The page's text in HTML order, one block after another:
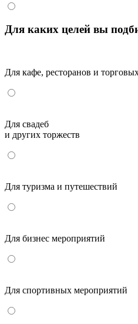
Для каких целей вы
Для кафе, ресторанов и
Для свадеб
и других торжеств
Для туризма и путешествий
Для бизнес мероприятий
Для спортивных мероприятий